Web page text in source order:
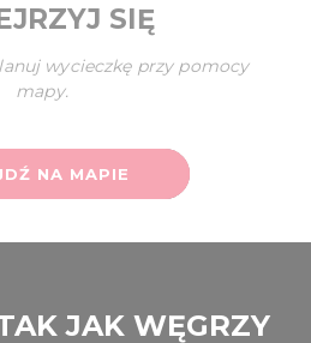
SIĘ
wycieczkę przy pomocy
mapy.
NA MAPIE
JAK WĘGRZY